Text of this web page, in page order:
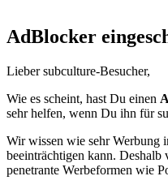
AdBlocker
Lieber subculture-Besucher,
Wie es scheint, hast Du einen
sehr helfen, wenn Du ihn für
Wir wissen wie sehr Werbung
beeinträchtigen kann.
penetrante Werbeformen wie